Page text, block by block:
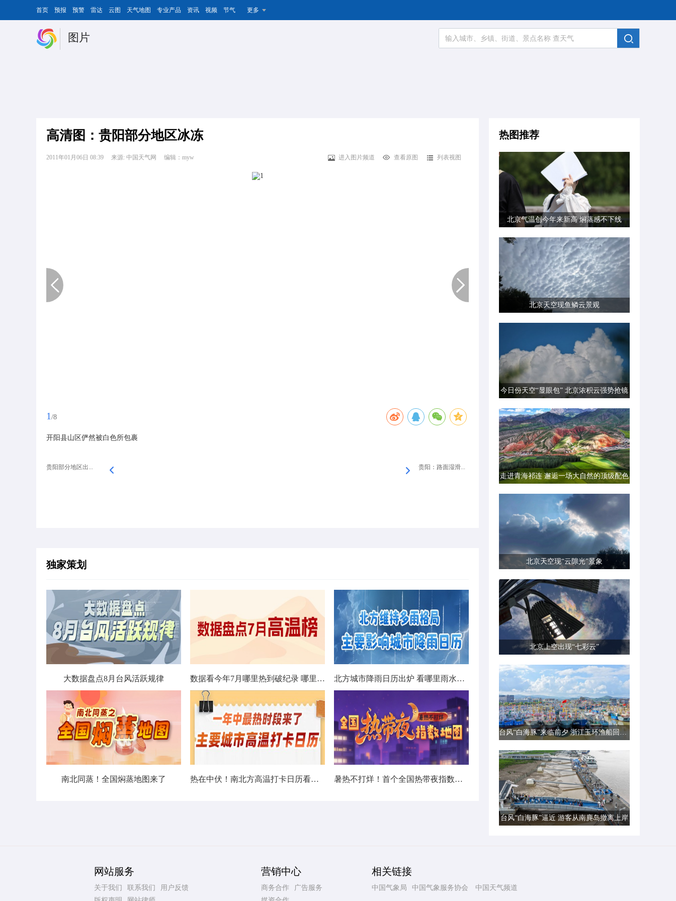
首页 预报 预警 雷达 云图 天气地图 专业产品 资讯 视频 节气 更多
图片
高清图：贵阳部分地区冰冻
2011年01月06日 08:39 来源: 中国天气网 编辑：myw 进入图片频道 查看原图 列表视图
1 /8
开阳县山区俨然被白色所包裹
贵阳部分地区出... 贵阳：路面湿滑...
独家策划
大数据盘点8月台风活跃规律 数据看今年7月哪里热到破纪录 哪里暑热连轴转 北方城市降雨日历出炉 看哪里雨水超长待机
南北同蒸！全国焖蒸地图来了 热在中伏！南北方高温打卡日历看哪里热力持久 暑热不打烊！首个全国热带夜指数地图发布
热图推荐
北京气温创今年来新高 焖蒸感不下线
北京天空现鱼鳞云景观
今日份天空“显眼包” 北京浓积云强势抢镜
走进青海祁连 邂逅一场大自然的顶级配色
北京天空现“云隙光”景象
北京上空出现“七彩云”
台风“白海豚”来临前夕 浙江玉环渔船回港避风
台风“白海豚”逼近 游客从南麂岛撤离上岸
网站服务
关于我们 联系我们
用户反馈
营销中心
商务合作
广告服务
相关链接
中国气象局 中国气象服务协会 中国天气频道